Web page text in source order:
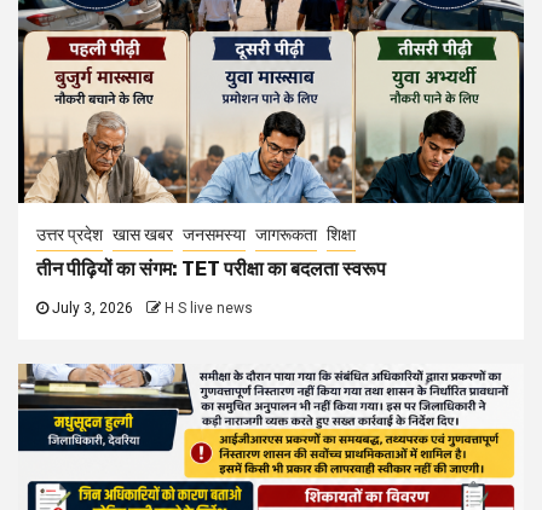
उत्तर प्रदेश खास खबर जनसमस्या जागरूकता शिक्षा
तीन पीढ़ियों का संगम: TET परीक्षा का बदलता स्वरूप
July 3, 2026 H S live news